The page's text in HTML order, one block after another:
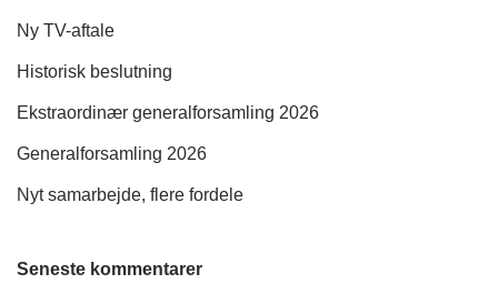
Ny TV-aftale
Historisk beslutning
Ekstraordinær generalforsamling 2026
Generalforsamling 2026
Nyt samarbejde, flere fordele
Seneste kommentarer